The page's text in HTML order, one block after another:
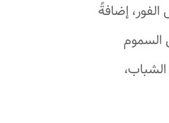
إضافةً
السموم